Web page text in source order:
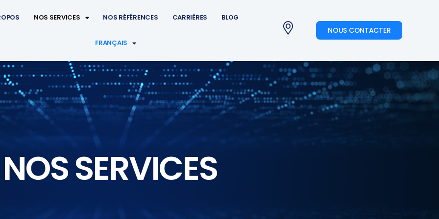
NOS SERVICES NOS RÉFÉRENCES CARRIÈRES BLOG
FRANÇAIS
NOUS CONTACTER
NOS SERVICES